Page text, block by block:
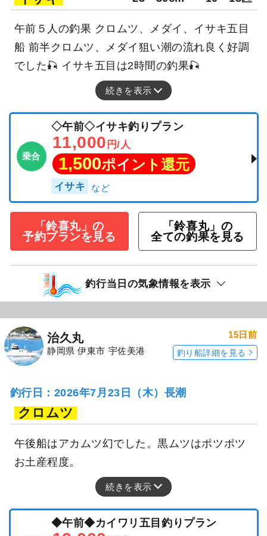
午前５人の釣果 クロムツ、メダイ、イサキ五目
船 前半クロムツ、メダイ狙い潮の流れ良く好調
でした🎣 イサキ五目は2時間の釣果🎣
続きを表示
乗合
◇午前◇イサキ釣りプラン
11,000 円/人
1,500ポイント還元
イサキ
「鈴喜丸」の
予約プランを見る
「鈴喜丸」の
全ての釣果を見る
釣行当日の気象情報を表示
治久丸
静岡県 伊東市 宇佐美港
15日前
釣り船詳細を見る
釣行日：2026年7月23日（木）長潮
クロムツ
午後船はアカムツ幻でした。黒ムツはポツポツ
お土産程度。
続きを表示
◆午前◆カイワリ五目釣りプラン